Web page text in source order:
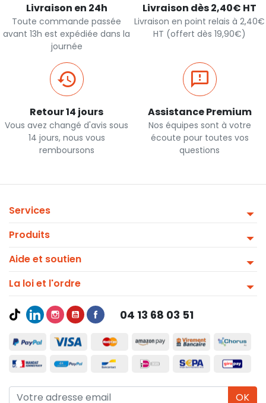
Livraison en 24h
Toute commande passée
avant 13h est expédiée dans la
journée
Livraison dès 2,40€ HT
Livraison en point relais à 2,40€
HT (offert dès 19,90€)
Retour 14 jours
Vous avez changé d'avis sous
14 jours, nous vous
remboursons
Assistance Premium
Nos équipes sont à votre
écoute pour toutes vos
questions
Services
Produits
Aide et soutien
La loi et l'ordre
04 13 68 03 51
OK